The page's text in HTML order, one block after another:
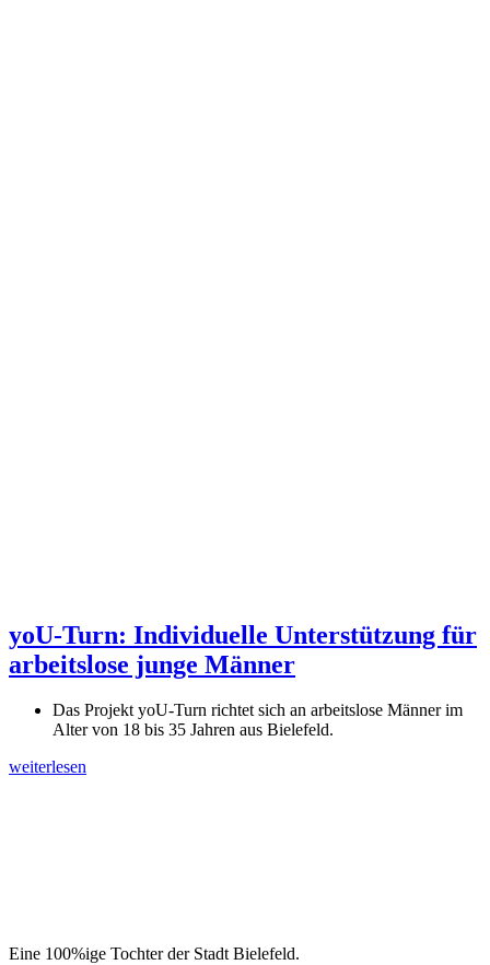
yoU-Turn: Individuelle Unterstützung für
arbeitslose junge Männer
Das Projekt yoU-Turn richtet sich an arbeitslose Männer im
Alter von 18 bis 35 Jahren aus Bielefeld.
weiterlesen
Eine 100%ige Tochter der Stadt Bielefeld.